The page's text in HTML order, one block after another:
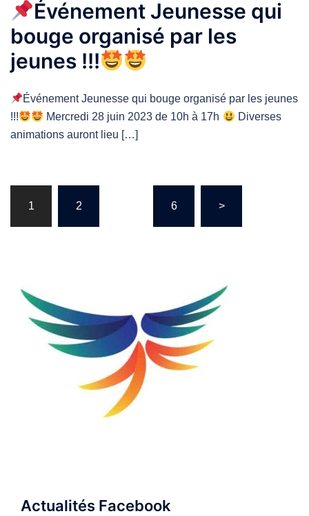
Événement Jeunesse qui
bouge organisé par les
jeunes !!!
Événement Jeunesse qui bouge organisé par les jeunes
!!!
Mercredi 28 juin 2023 de 10h à 17h
Diverses
animations auront lieu […]
des
articles
1 2 6 >
Actualités Facebook